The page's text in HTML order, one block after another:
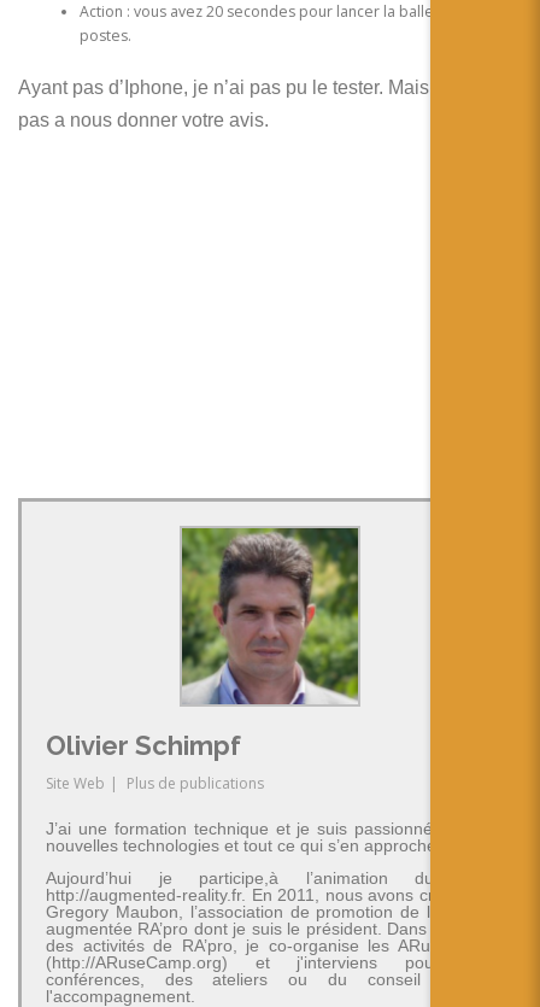
Action : vous avez 20 secondes pour lancer la balle des 6
postes.
Ayant pas d’Iphone, je n’ai pas pu le tester. Mais n’hésitez
pas a nous donner votre avis.
Olivier Schimpf
Site Web | Plus de publications
J’ai une formation technique et je suis passionné par les
nouvelles technologies et tout ce qui s’en approche.
Aujourd’hui je participe,à l’animation du blog
http://augmented-reality.fr. En 2011, nous avons créé avec
Gregory Maubon, l’association de promotion de la réalité
augmentée RA’pro dont je suis le président. Dans le cadre
des activités de RA’pro, je co-organise les ARuseCamp
(http://ARuseCamp.org) et j'interviens pour des
conférences, des ateliers ou du conseil et de
l'accompagnement.